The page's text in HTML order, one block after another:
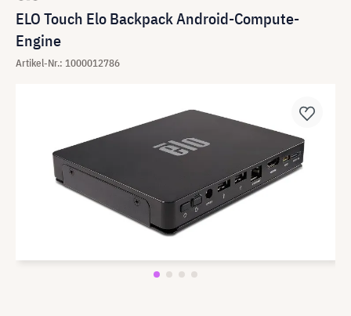
ELO Touch Elo Backpack Android-Compute-
Engine
Artikel-Nr.: 1000012786